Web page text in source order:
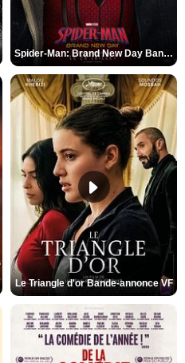
Spider-Man: Brand New Day Bande-annonce VO STFR
Le Triangle d'or Bande-annonce VF